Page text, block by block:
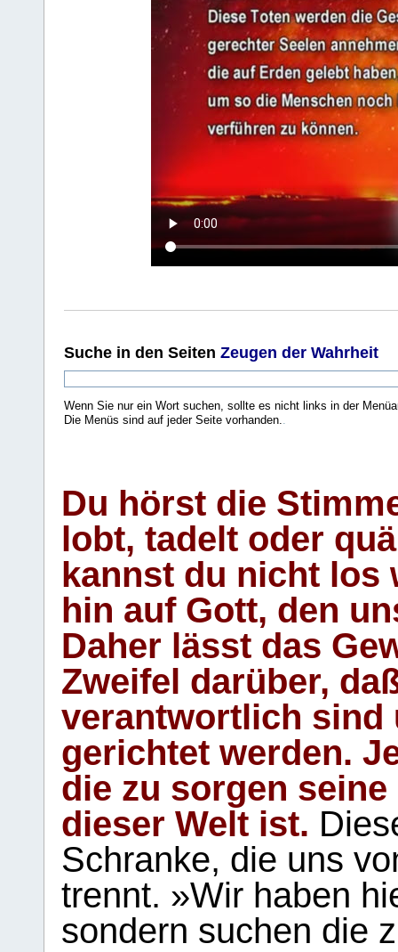
Suche in den Seiten Zeugen der Wahrheit
Wenn Sie nur ein Wort suchen, sollte es nicht links in der
Die Menüs sind auf jeder Seite vorhanden..
Du hörst die
lobt, tadelt oder
kannst du nicht los
hin auf Gott, den
Daher lässt das
Zweifel darüber,
verantwortlich sind
gerichtet werden.
die zu sorgen
dieser Welt ist.
Schranke, die uns
trennt. »Wir haben
sondern suchen die